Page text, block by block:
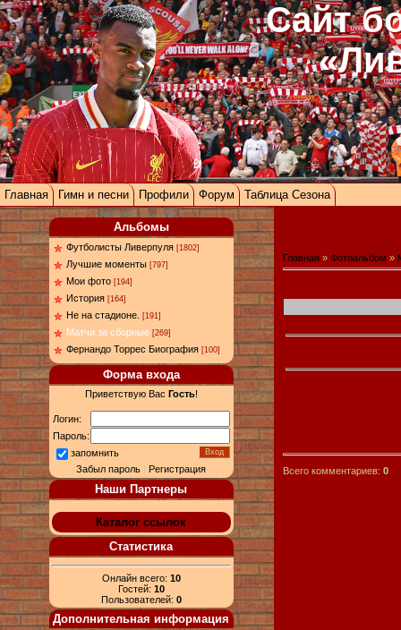
Сайт
Главная Гимн и песни Профили Форум Таблица Сезона
Альбомы
Футболисты Ливерпуля [1802]
Лучшие моменты [797]
Мои фото [194]
История [164]
Не на стадионе. [191]
Матчи за сборные [269]
Фернандо Торрес Биография [100]
Форма входа
Приветствую Вас Гость!
Логин:
Пароль:
запомнить
Забыл пароль |Регистрация
Наши Партнеры
Каталог ссылок
Статистика
Онлайн всего: 10
Гостей: 10
Пользователей: 0
Дополнительная информация
Главная » Фотоальбом »
Всего комментариев: 0